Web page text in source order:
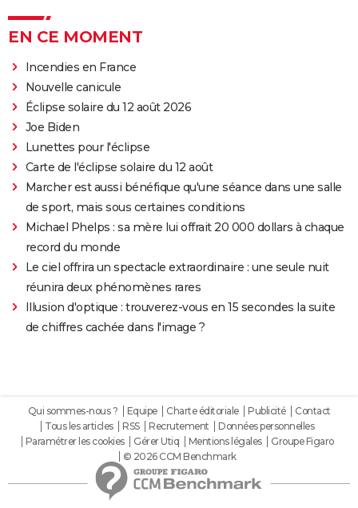
EN CE MOMENT
Incendies en France
Nouvelle canicule
Éclipse solaire du 12 août 2026
Joe Biden
Lunettes pour l'éclipse
Carte de l'éclipse solaire du 12 août
Marcher est aussi bénéfique qu'une séance dans une salle
de sport, mais sous certaines conditions
Michael Phelps : sa mère lui offrait 20 000 dollars à chaque
record du monde
Le ciel offrira un spectacle extraordinaire : une seule nuit
réunira deux phénomènes rares
Illusion d'optique : trouverez-vous en 15 secondes la suite
de chiffres cachée dans l'image ?
Qui sommes-nous ? Equipe Charte éditoriale Publicité
Contact
Tous les articles
RSS Recrutement
Données personnelles
Paramétrer les cookies
Gérer Utiq Mentions légales
Groupe Figaro
© 2026 CCM Benchmark